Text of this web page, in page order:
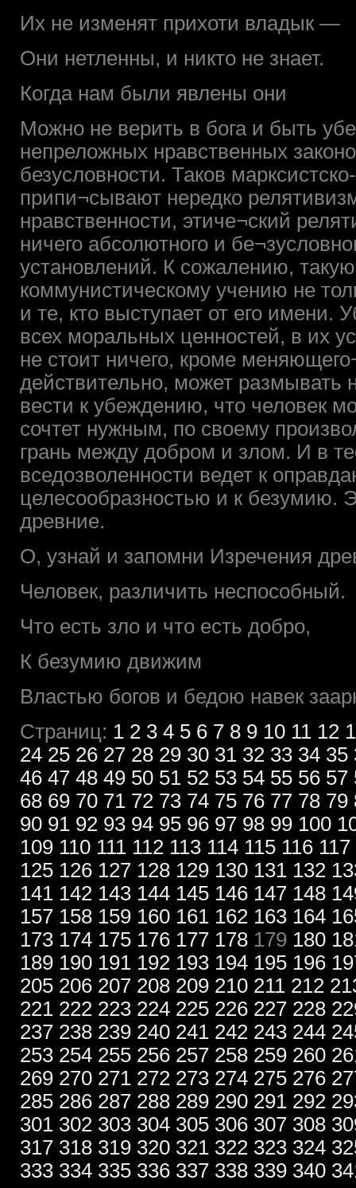
Их не изменят прихоти владык —
Они нетленны, и никто не знает.
Когда нам были явлены они
Можно не верить в бога и быть
непреложных нравственных
безусловности. Таков
припи¬сывают нередко
нравственности, этиче¬ский
ничего абсолютного и
установлений. К сожалению,
коммунистическому учению не
и те, кто выступает от его имени.
всех моральных ценностей, в их
не стоит ничего, кроме
действительно, может размывать
вести к убеждению, что человек
сочтет нужным, по своему
грань между добром и злом. И в
вседозволенности ведет к
целесообразностью и к безумию.
древние.
О, узнай и запомни Изречения
Человек, различить неспособный.
Что есть зло и что есть добро,
К безумию движим
Властью богов и бедою навек
Страниц: 1 2 3 4 5 6 7 8 9 10 11 12
24 25 26 27 28 29 30 31 32 33 34 35
46 47 48 49 50 51 52 53 54 55 56 57
68 69 70 71 72 73 74 75 76 77 78 79
90 91 92 93 94 95 96 97 98 99 100
109 110 111 112 113 114 115 116 117
125 126 127 128 129 130 131 132
141 142 143 144 145 146 147 148
157 158 159 160 161 162 163 164
173 174 175 176 177 178 179 180
189 190 191 192 193 194 195 196
205 206 207 208 209 210 211 212
221 222 223 224 225 226 227 228
237 238 239 240 241 242 243 244
253 254 255 256 257 258 259 260
269 270 271 272 273 274 275 276
285 286 287 288 289 290 291 292
301 302 303 304 305 306 307 308
317 318 319 320 321 322 323 324
333 334 335 336 337 338 339 340